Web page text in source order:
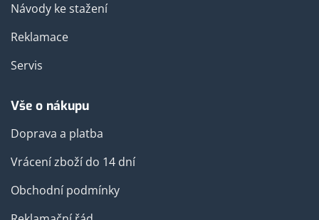
Návody ke stažení
Reklamace
Servis
Vše o nákupu
Doprava a platba
Vrácení zboží do 14 dní
Obchodní podmínky